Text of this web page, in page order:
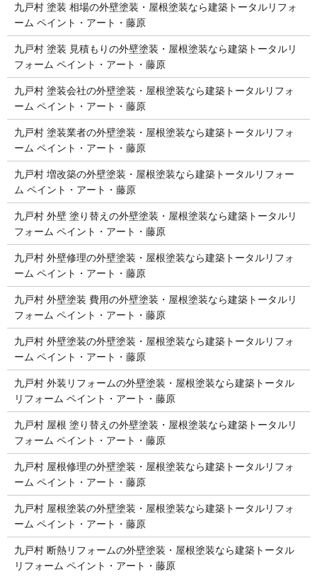
九戸村 塗装 相場の外壁塗装・屋根塗装なら建築トータルリフォ
ーム ペイント・アート・藤原
九戸村 塗装 見積もりの外壁塗装・屋根塗装なら建築トータルリ
フォーム ペイント・アート・藤原
九戸村 塗装会社の外壁塗装・屋根塗装なら建築トータルリフォ
ーム ペイント・アート・藤原
九戸村 塗装業者の外壁塗装・屋根塗装なら建築トータルリフォ
ーム ペイント・アート・藤原
九戸村 増改築の外壁塗装・屋根塗装なら建築トータルリフォー
ム ペイント・アート・藤原
九戸村 外壁 塗り替えの外壁塗装・屋根塗装なら建築トータルリ
フォーム ペイント・アート・藤原
九戸村 外壁修理の外壁塗装・屋根塗装なら建築トータルリフォ
ーム ペイント・アート・藤原
九戸村 外壁塗装 費用の外壁塗装・屋根塗装なら建築トータルリ
フォーム ペイント・アート・藤原
九戸村 外壁塗装の外壁塗装・屋根塗装なら建築トータルリフォ
ーム ペイント・アート・藤原
九戸村 外装リフォームの外壁塗装・屋根塗装なら建築トータル
リフォーム ペイント・アート・藤原
九戸村 屋根 塗り替えの外壁塗装・屋根塗装なら建築トータルリ
フォーム ペイント・アート・藤原
九戸村 屋根修理の外壁塗装・屋根塗装なら建築トータルリフォ
ーム ペイント・アート・藤原
九戸村 屋根塗装の外壁塗装・屋根塗装なら建築トータルリフォ
ーム ペイント・アート・藤原
九戸村 断熱リフォームの外壁塗装・屋根塗装なら建築トータル
リフォーム ペイント・アート・藤原